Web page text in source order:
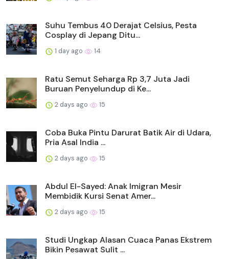
Suhu Tembus 40 Derajat Celsius, Pesta
Cosplay di Jepang Ditu...
1 day ago 14
Ratu Semut Seharga Rp 3,7 Juta Jadi
Buruan Penyelundup di Ke...
2 days ago 15
Coba Buka Pintu Darurat Batik Air di Udara,
Pria Asal India ...
2 days ago 15
Abdul El-Sayed: Anak Imigran Mesir
Membidik Kursi Senat Amer...
2 days ago 15
Studi Ungkap Alasan Cuaca Panas Ekstrem
Bikin Pesawat Sulit ...